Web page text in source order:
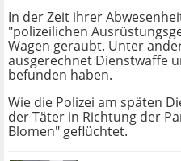
In der Zeit ihrer
"polizeilichen
Wagen geraubt. Unter
ausgerechnet Dienstwaffe
befunden haben.
Wie die Polizei am späten
der Täter in Richtung der
Blomen" geflüchtet.